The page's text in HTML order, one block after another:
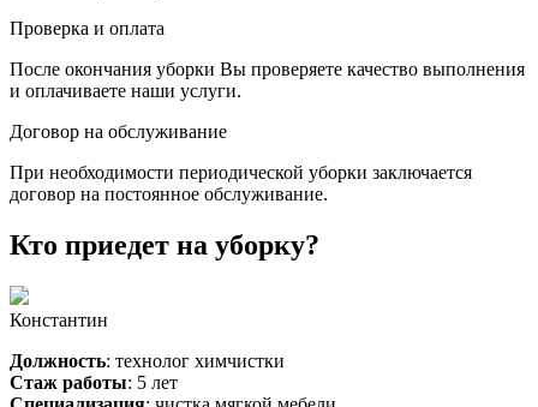
Проверка и оплата
После окончания уборки Вы проверяете качество выполнения
и оплачиваете наши услуги.
Договор на обслуживание
При необходимости периодической уборки заключается
договор на постоянное обслуживание.
Кто приедет на уборку?
Константин
Должность: технолог химчистки
Стаж работы: 5 лет